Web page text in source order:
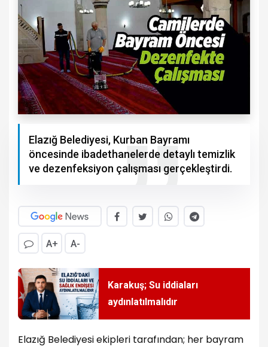
Elazığ Belediyesi, Kurban Bayramı
öncesinde ibadethanelerde detaylı temizlik
ve dezenfeksiyon çalışması gerçekleştirdi.
A+ A-
Karakuş; Su iddiaları
aydınlatılmalıdır
Elazığ Belediyesi ekipleri tarafından; her bayram